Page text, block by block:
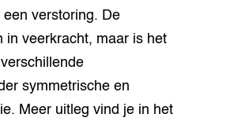
verstoring. De
in veerkracht, maar is het
symmetrische en
Meer uitleg vind je in het